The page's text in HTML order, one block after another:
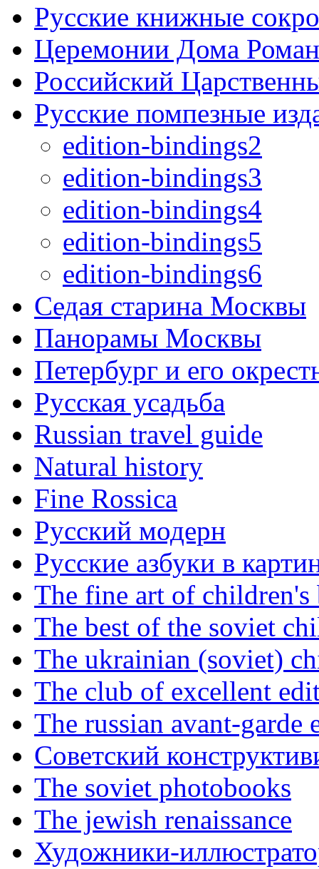
Русские книжные
Церемонии Дома
Российский
Русские помпезные
edition-bindings2
edition-bindings3
edition-bindings4
edition-bindings5
edition-bindings6
Седая старина Москвы
Панорамы Москвы
Петербург и его
Русская усадьба
Russian travel guide
Natural history
Fine Rossica
Русский модерн
Русские азбуки в
The fine art of
The best of the soviet
The ukrainian (soviet)
The club of excellent
The russian avant-garde
Советский
The soviet photobooks
The jewish renaissance
Художники-